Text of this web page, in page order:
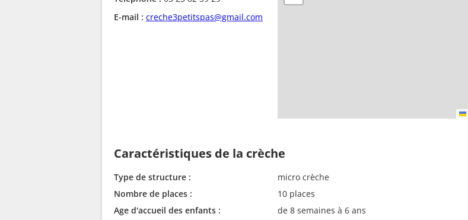
E-mail : creche3petitspas@gmail.com
Caractéristiques de la crèche
Type de structure :
micro crèche
Nombre de places :
10 places
Age d'accueil des enfants :
de 8 semaines à 6 ans